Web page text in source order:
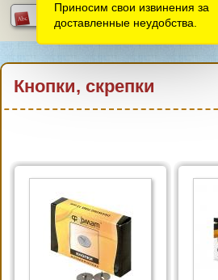
Кнопки, скрепки
Приносим свои извинения за
доставленные неудобства.